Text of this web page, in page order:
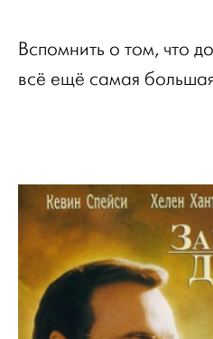
Вспомнить о том, что
всё ещё самая